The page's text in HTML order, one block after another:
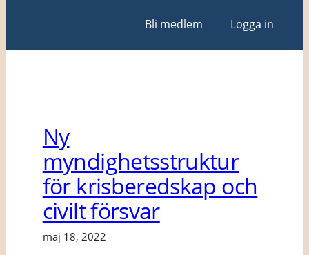
Bli medlem Logga in
Ny
myndighetsstruktur
för krisberedskap och
civilt försvar
maj 18, 2022